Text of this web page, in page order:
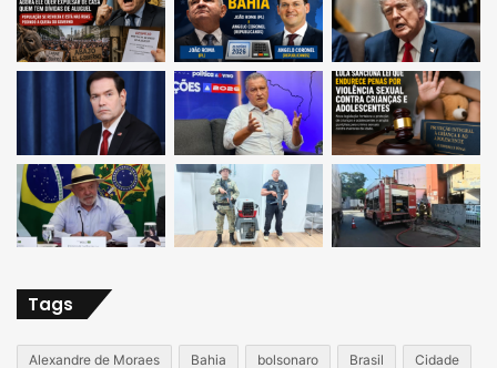
Tags
Alexandre de Moraes Bahia bolsonaro Brasil Cidade